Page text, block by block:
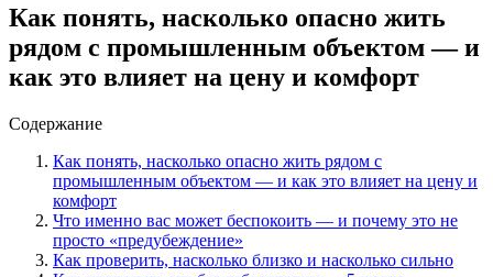
Как понять, насколько опасно жить
рядом с промышленным объектом — и
как это влияет на цену и комфорт
Содержание
Как понять, насколько опасно жить рядом с
промышленным объектом — и как это влияет на цену и
комфорт
Что именно вас может беспокоить — и почему это не
просто «предубеждение»
Как проверить, насколько близко и насколько сильно